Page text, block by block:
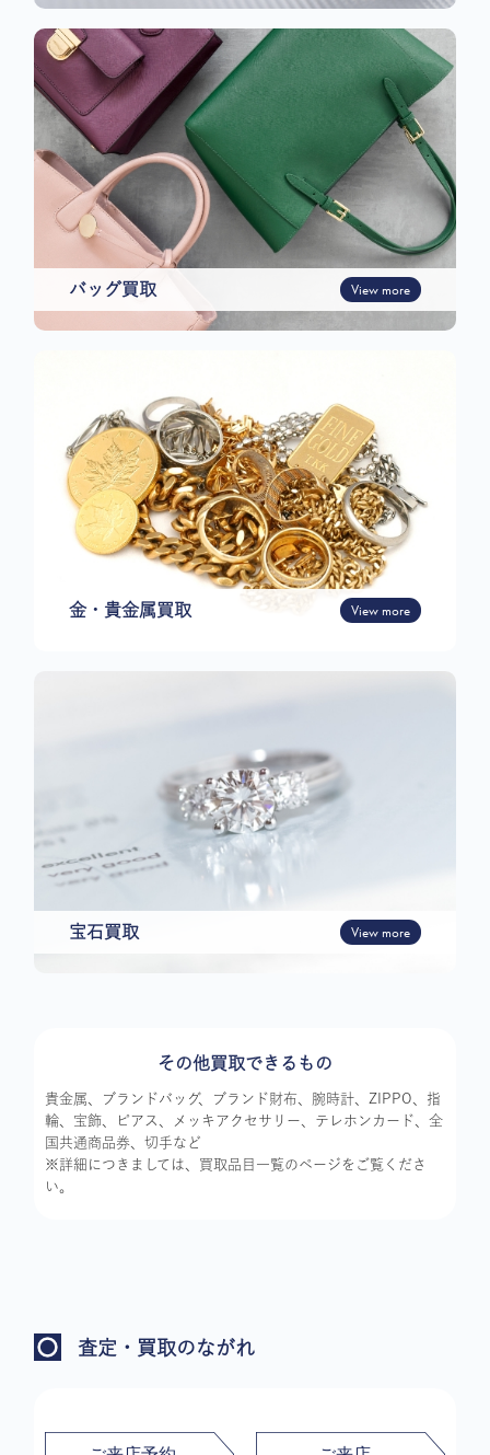
バッグ買取 View more
金・貴金属買取 View more
宝石買取 View more
その他買取できるもの
貴金属、ブランドバッグ、ブランド財布、腕時計、ZIPPO、指
輪、宝飾、ピアス、メッキアクセサリー、テレホンカード、全
国共通商品券、切手など
※詳細につきましては、買取品目一覧のページをご覧くださ
い。
査定・買取のながれ